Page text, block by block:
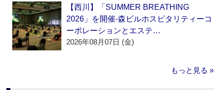
【西川】「SUMMER BREATHING
2026」を開催‐森ビルホスピタリティーコ
ーポレーションとエステ…
2026年08月07日 (金)
もっと見る »